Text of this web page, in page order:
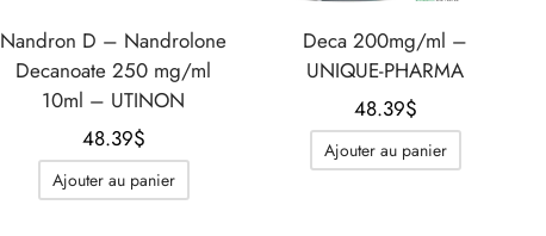
Nandron D – Nandrolone
Decanoate 250 mg/ml
10ml – UTINON
48.39$
Ajouter au panier
Deca 200mg/ml –
UNIQUE-PHARMA
48.39$
Ajouter au panier